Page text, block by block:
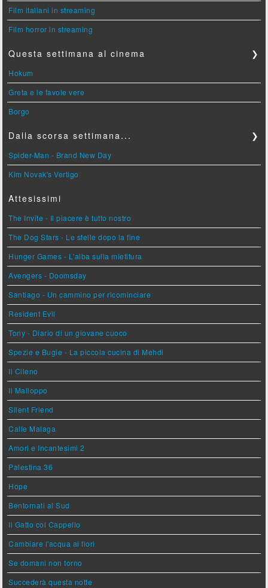
Film italiani in streaming
Film horror in streaming
Questa settimana al cinema ❯
Hokum
Greta e le favole vere
Borgo
Dalla scorsa settimana... ❯
Spider-Man - Brand New Day
Kim Novak's Vertigo
Attesissimi
The Invite - Il piacere è tutto nostro
The Dog Stars - Le stelle dopo la fine
Hunger Games - L'alba sulla mietitura
Avengers - Doomsday
Santiago - Un cammino per ricominciare
Resident Evil
Tony - Diario di un giovane cuoco
Spezie e Bugie - La piccola cucina di Mehdi
Il Cileno
Il Malloppo
Silent Friend
Calle Malaga
Amori e Incantesimi 2
Palestina 36
Hope
Bentornati al Sud
Il Gatto col Cappello
Cambiare l'acqua ai fiori
Se domani non torno
Succederà questa notte